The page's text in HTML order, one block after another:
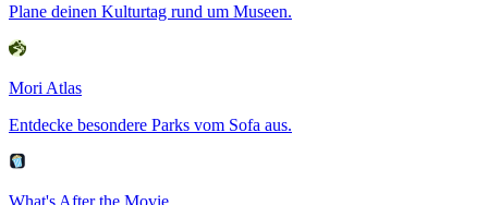
Plane deinen Kulturtag rund um Museen.
Mori Atlas
Entdecke besondere Parks vom Sofa aus.
What's After the Movie